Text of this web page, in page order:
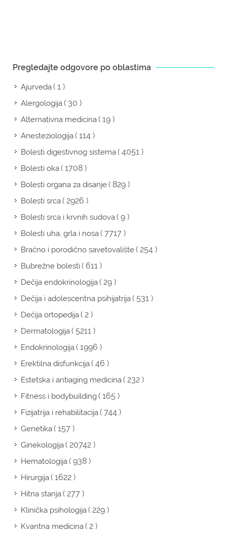
Pregledajte odgovore po oblastima
Ajurveda( 1 )
Alergologija( 30 )
Alternativna medicina( 19 )
Anesteziologija( 114 )
Bolesti digestivnog sistema( 4051 )
Bolesti oka( 1708 )
Bolesti organa za disanje( 829 )
Bolesti srca( 2926 )
Bolesti srca i krvnih sudova( 9 )
Bolesti uha, grla i nosa( 7717 )
Bračno i porodično savetovalište( 254 )
Bubrežne bolesti( 611 )
Dečija endokrinologija( 29 )
Dečija i adolescentna psihijatrija( 531 )
Dečija ortopedija( 2 )
Dermatologija( 5211 )
Endokrinologija( 1996 )
Erektilna disfunkcija( 46 )
Estetska i antiaging medicina( 232 )
Fitness i bodybuilding( 165 )
Fizijatrija i rehabilitacija( 744 )
Genetika( 157 )
Ginekologija( 20742 )
Hematologija( 938 )
Hirurgija( 1622 )
Hitna stanja( 277 )
Klinička psihologija( 229 )
Kvantna medicina( 2 )